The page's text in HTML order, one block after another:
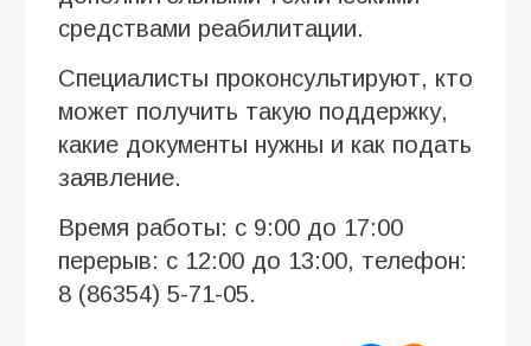
средствами реабилитации.
Специалисты проконсультируют, кто
может получить такую поддержку,
какие документы нужны и как подать
заявление.
Время работы: с 9:00 до 17:00
перерыв: с 12:00 до 13:00, телефон:
8 (86354) 5-71-05.